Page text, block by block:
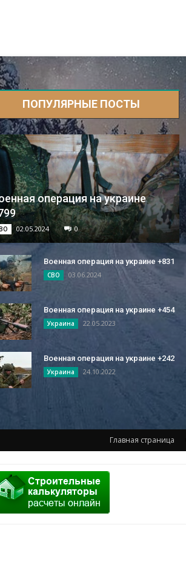
ПОПУЛЯРНЫЕ ПОСТЫ
операция на украине
02.05.2024 0
Военная операция на украине +831
СВО 03.06.2024
Военная операция на украине +454
Украина 22.05.2023
Военная операция на украине +242
Украина 24.10.2022
Главная страница